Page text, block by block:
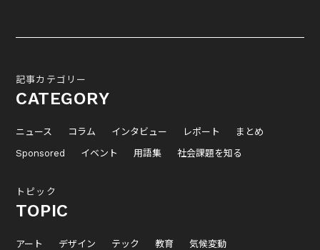
記事カテゴリー
CATEGORY
ニュース コラム インタビュー レポート
まとめ
Sponsored
イベント 用語集 社会課題を知る
トピック
TOPIC
アート デザイン テック 教育
気候変動